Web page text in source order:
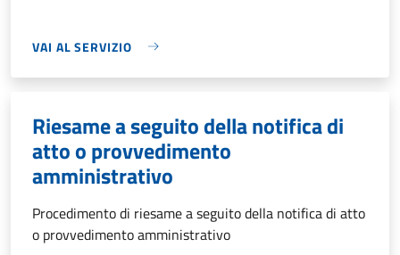
VAI AL SERVIZIO
Riesame a seguito della notifica di
atto o provvedimento
amministrativo
Procedimento di riesame a seguito della notifica di atto
o provvedimento amministrativo